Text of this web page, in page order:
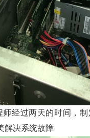
师经过两天的时间，
解决系统故障